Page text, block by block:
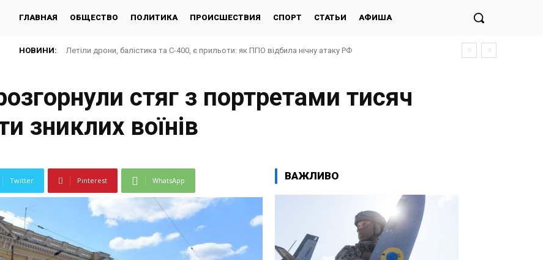
ГЛАВНАЯ ОБЩЕСТВО ПОЛИТИКА ПРОИСШЕСТВИЯ СПОРТ СТАТЬИ АФИША
НОВИНИ: Летіли дрони, балістика та С-400, є прильоти: як ППО відбила нічну атаку РФ
стяг з портретами тисяч
зниклих воїнів
Twitter Pinterest WhatsApp ВАЖЛИВО